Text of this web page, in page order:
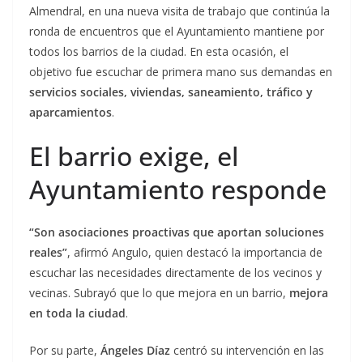
Almendral, en una nueva visita de trabajo que continúa la
ronda de encuentros que el Ayuntamiento mantiene por
todos los barrios de la ciudad. En esta ocasión, el
objetivo fue escuchar de primera mano sus demandas en
servicios sociales, viviendas, saneamiento, tráfico y
aparcamientos.
El barrio exige, el
Ayuntamiento responde
“Son asociaciones proactivas que aportan soluciones
reales”, afirmó Angulo, quien destacó la importancia de
escuchar las necesidades directamente de los vecinos y
vecinas. Subrayó que lo que mejora en un barrio, mejora
en toda la ciudad.
Por su parte, Ángeles Díaz centró su intervención en las